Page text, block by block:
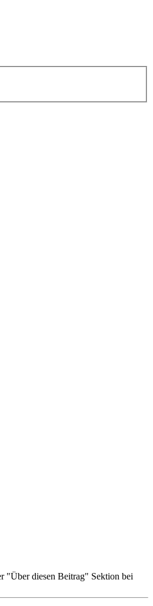
"Über diesen Beitrag" Sektion bei